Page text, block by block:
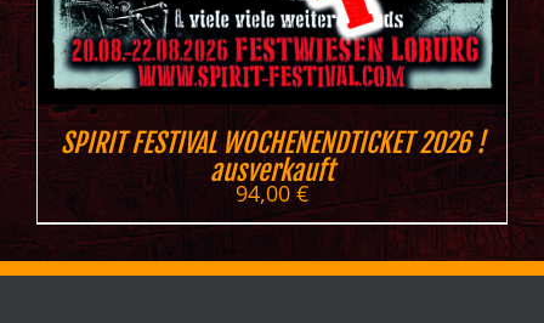
SPIRIT FESTIVAL WOCHENENDTICKET 2026 !
ausverkauft
94,00 €